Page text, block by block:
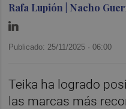
Rafa Lupión | Nacho
Publicado: 25/11/2025 ·06:00
Teika ha logrado
las marcas más